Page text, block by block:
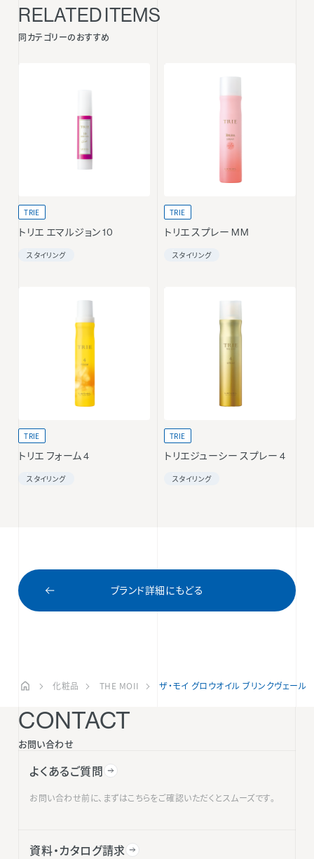
RELATED ITEMS
同カテゴリーのおすすめ
TRIE
トリエ エマルジョン 10
スタイリング
TRIE
トリエ スプレー MM
スタイリング
TRIE
トリエ フォーム 4
スタイリング
TRIE
トリエジューシー スプレー 4
スタイリング
ブランド詳細にもどる
化粧品 THE MOII ザ・モイ グロウオイル ブリンクヴェール
CONTACT
お問い合わせ
よくあるご質問
お問い合わせ前に、まずはこちらをご確認いただくとスムーズです。
資料・カタログ請求